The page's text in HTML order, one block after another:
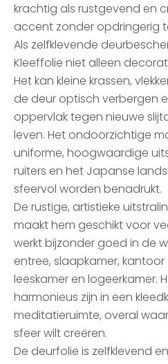
krachtig als rustgevend en
accent zonder opdringerig
Als zelfklevende
Kleeffolie niet alleen
Het kan kleine krassen,
de deur optisch verbergen
oppervlak tegen nieuwe
leven. Het ondoorzichtige
uniforme, hoogwaardige
ruiters en het Japanse
sfeervol worden benadrukt.
De rustige, artistieke
maakt hem geschikt voor
werkt bijzonder goed in de
entree, slaapkamer, kantoor
leeskamer en logeerkamer.
harmonieus zijn in een
meditatieruimte, overal
sfeer wilt creëren.
De deurfolie is zelfklevend